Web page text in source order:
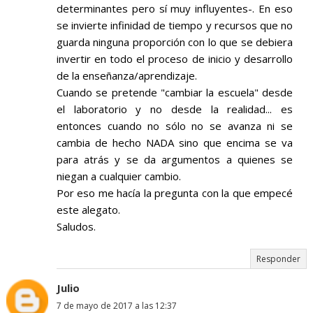
determinantes pero sí muy influyentes-. En eso
se invierte infinidad de tiempo y recursos que no
guarda ninguna proporción con lo que se debiera
invertir en todo el proceso de inicio y desarrollo
de la enseñanza/aprendizaje.
Cuando se pretende "cambiar la escuela" desde
el laboratorio y no desde la realidad... es
entonces cuando no sólo no se avanza ni se
cambia de hecho NADA sino que encima se va
para atrás y se da argumentos a quienes se
niegan a cualquier cambio.
Por eso me hacía la pregunta con la que empecé
este alegato.
Saludos.
Responder
Julio
7 de mayo de 2017 a las 12:37